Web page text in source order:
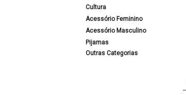
Cultura
Acessório Feminino
Acessório Masculino
Pijamas
Outras Categorias